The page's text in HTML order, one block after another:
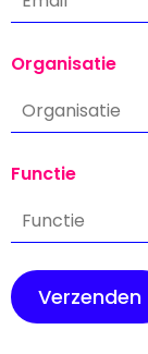
Organisatie
Functie
Verzenden